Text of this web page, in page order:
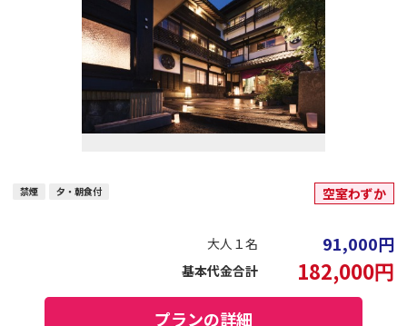
禁煙 夕・朝食付 空室わずか
大人１名 91,000円
基本代金合計 182,000円
プランの詳細